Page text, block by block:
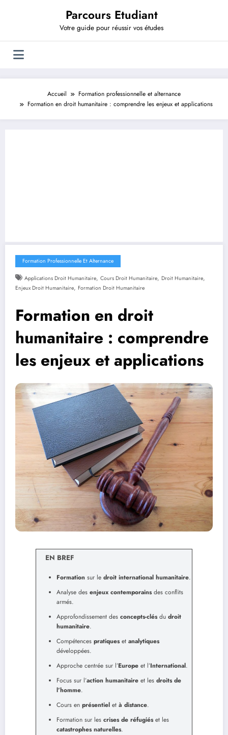
Parcours Etudiant
Votre guide pour réussir vos études
Accueil
Formation professionnelle et alternance
Formation en droit humanitaire : comprendre les enjeux et applications
Formation Professionnelle Et Alternance
Applications Droit Humanitaire, Cours Droit Humanitaire, Droit Humanitaire,
Enjeux Droit Humanitaire, Formation Droit Humanitaire
Formation en droit
humanitaire : comprendre
les enjeux et applications
EN BREF
Formation sur le droit international humanitaire.
Analyse des enjeux contemporainsdes conflits
armés.
Approfondissement des concepts-clésdu droit
humanitaire.
Compétences pratiqueset analytiques
développées.
Approche centrée sur l’Europe et l’International.
Focus sur l’action humanitaire et les droits de
l’homme.
Cours en présentiel et à distance.
Formation sur les crises de réfugiéset les
catastrophes naturelles.